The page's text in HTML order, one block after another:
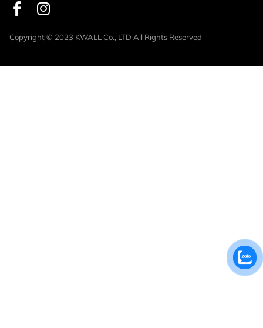
Copyright © 2023 KWALL Co., LTD All Rights Reserved